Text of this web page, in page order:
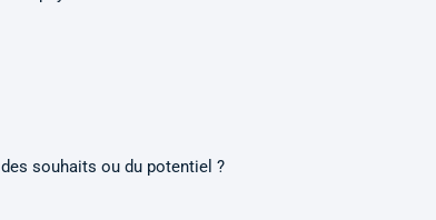
souhaits ou du potentiel ?